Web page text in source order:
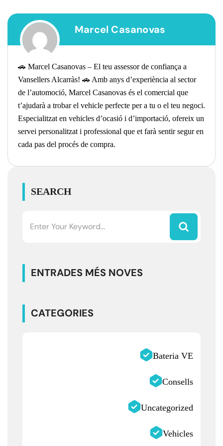
Marcel Casanovas
🚗 Marcel Casanovas – El teu assessor de confiança a
Vansellers Alcarràs! 🚗 Amb anys d’experiència al sector
de l’automoció, Marcel Casanovas és el comercial que
t’ajudarà a trobar el vehicle perfecte per a tu o el teu negoci.
Especialitzat en vehicles d’ocasió i d’importació, ofereix un
servei personalitzat i professional que et farà sentir segur en
cada pas del procés de compra.
SEARCH
ENTRADES MÉS NOVES
CATEGORIES
Bateria VE
Consells
Uncategorized
Vehicles